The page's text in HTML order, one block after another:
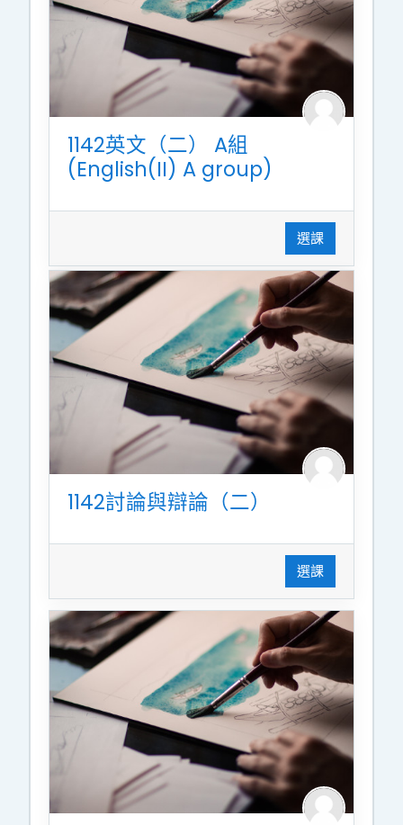
1142英文（二） A組
(English(II) A group)
選課
1142討論與辯論（二）
選課